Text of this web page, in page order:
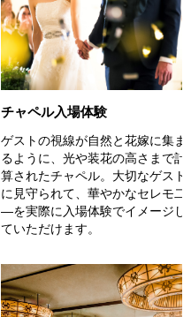
チャペル入場体験
ゲストの視線が自然と花嫁に集ま
るように、光や装花の高さまで計
算されたチャペル。大切なゲスト
に見守られて、華やかなセレモ二
―を実際に入場体験でイメージし
ていただけます。